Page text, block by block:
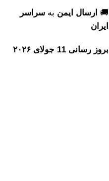
🚚 ارسال ایمن به سراسر
ایران
بروز رسانی 11 جولای ۲۰۲۶